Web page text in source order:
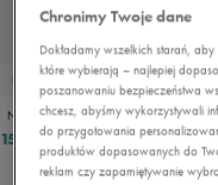
PRODUKT SPECJALNY
NIKE ELEMENT BACKPACK
159,99 zł
Chronimy Twoje dane
Dokładamy wszelkich starań,
które wybierają – najlepiej
poszanowaniu bezpieczeństwa
chcesz, abyśmy wykorzystywali
do przygotowania
produktów dopasowanych do
reklam czy zapamiętywanie